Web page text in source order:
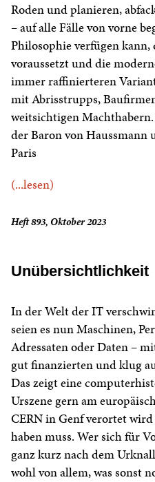
Roden und planieren,
– auf alle Fälle von vorne
Philosophie verfügen kann,
voraussetzt und die
immer raffinierteren
mit Abrisstrupps,
weitsichtigen
der Baron von Haussmann
Paris
(...lesen)
Heft 893, Oktober 2023
Unübersichtlichkeit
In der Welt der IT
seien es nun Maschinen,
Adressaten oder Daten –
gut finanzierten und klug
Das zeigt eine
Urszene gern am
CERN in Genf verortet
haben muss. Wer sich für
ganz kurz nach dem
wohl von allem, was sonst